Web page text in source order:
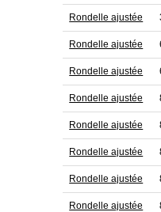
Rondelle ajustée
Rondelle ajustée
Rondelle ajustée
Rondelle ajustée
Rondelle ajustée
Rondelle ajustée
Rondelle ajustée
Rondelle ajustée